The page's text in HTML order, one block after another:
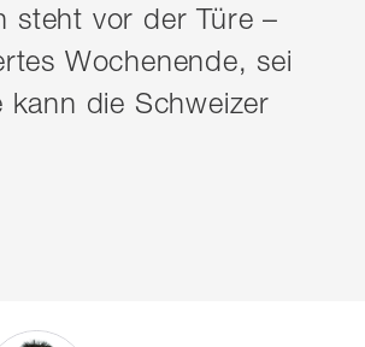
steht vor der Türe –
Wochenende, sei
die Schweizer